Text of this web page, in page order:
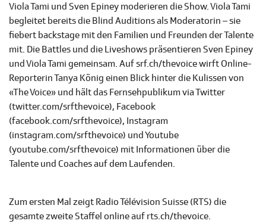
Viola Tami und Sven Epiney moderieren die Show. Viola Tami
begleitet bereits die Blind Auditions als Moderatorin – sie
fiebert backstage mit den Familien und Freunden der Talente
mit. Die Battles und die Liveshows präsentieren Sven Epiney
und Viola Tami gemeinsam. Auf srf.ch/thevoice wirft Online-
Reporterin Tanya König einen Blick hinter die Kulissen von
«The Voice» und hält das Fernsehpublikum via Twitter
(twitter.com/srfthevoice), Facebook
(facebook.com/srfthevoice), Instagram
(instagram.com/srfthevoice) und Youtube
(youtube.com/srfthevoice) mit Informationen über die
Talente und Coaches auf dem Laufenden.
Zum ersten Mal zeigt Radio Télévision Suisse (RTS) die
gesamte zweite Staffel online auf rts.ch/thevoice.